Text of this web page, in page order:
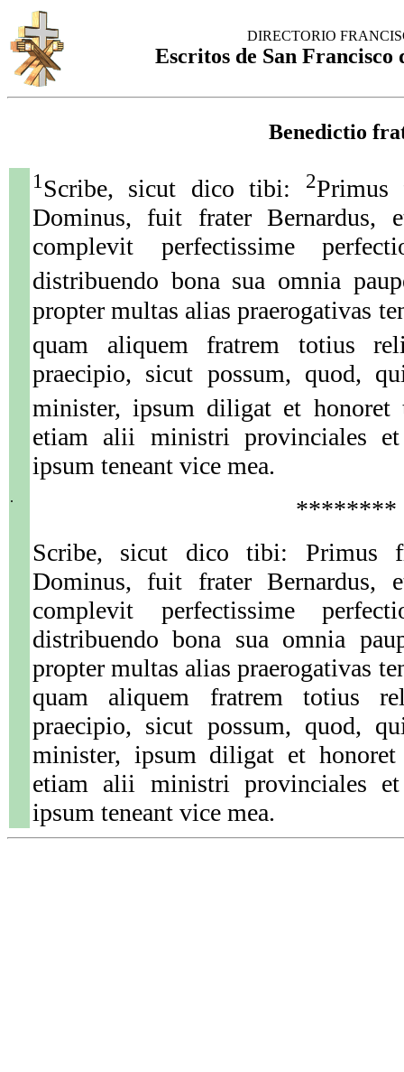
DIRECTORIO
Escritos de San Francisco
Benedictio
.
1 Scribe, sicut dico tibi: 2Primus
Dominus, fuit frater
complevit perfectissime
distribuendo bona sua omnia
propter multas alias praerogativas
quam aliquem fratrem totius
praecipio, sicut possum, quod,
minister, ipsum diligat et
etiam alii ministri provinciales
ipsum teneant vice mea.
********
Scribe, sicut dico tibi: Primus
Dominus, fuit frater
complevit perfectissime
distribuendo bona sua omnia
propter multas alias praerogativas
quam aliquem fratrem totius
praecipio, sicut possum, quod,
minister, ipsum diligat et
etiam alii ministri provinciales
ipsum teneant vice mea.